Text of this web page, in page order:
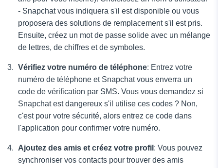
- Snapchat vous indiquera s'il est disponible ou vous
proposera des solutions de remplacement s'il est pris.
Ensuite, créez un mot de passe solide avec un mélange
de lettres, de chiffres et de symboles.
Vérifiez votre numéro de téléphone: Entrez votre
numéro de téléphone et Snapchat vous enverra un
code de vérification par SMS. Vous vous demandez si
Snapchat est dangereux s'il utilise ces codes ? Non,
c'est pour votre sécurité, alors entrez ce code dans
l'application pour confirmer votre numéro.
Ajoutez des amis et créez votre profil : Vous pouvez
synchroniser vos contacts pour trouver des amis